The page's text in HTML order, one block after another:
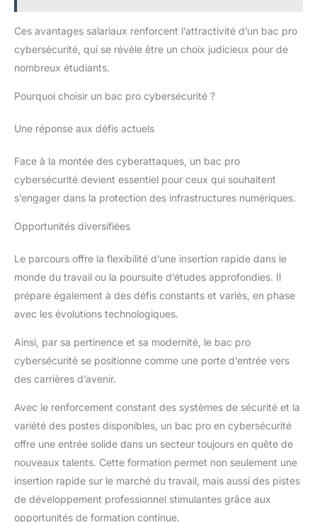
Ces avantages salariaux renforcent l’attractivité d’un bac pro
cybersécurité, qui se révèle être un choix judicieux pour de
nombreux étudiants.
Pourquoi choisir un bac pro cybersécurité ?
Une réponse aux défis actuels
Face à la montée des cyberattaques, un bac pro
cybersécurité devient essentiel pour ceux qui souhaitent
s’engager dans la protection des infrastructures numériques.
Opportunités diversifiées
Le parcours offre la flexibilité d’une insertion rapide dans le
monde du travail ou la poursuite d’études approfondies. Il
prépare également à des défis constants et variés, en phase
avec les évolutions technologiques.
Ainsi, par sa pertinence et sa modernité, le bac pro
cybersécurité se positionne comme une porte d’entrée vers
des carrières d’avenir.
Avec le renforcement constant des systèmes de sécurité et la
variété des postes disponibles, un bac pro en cybersécurité
offre une entrée solide dans un secteur toujours en quête de
nouveaux talents. Cette formation permet non seulement une
insertion rapide sur le marché du travail, mais aussi des pistes
de développement professionnel stimulantes grâce aux
opportunités de formation continue.